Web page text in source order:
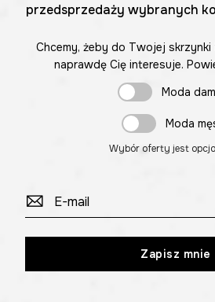
przedsprzedaży wybranych
Chcemy, żeby do Twojej
naprawdę Cię interesuje.
Moda
Moda
Wybór oferty jest
Zapisz mnie